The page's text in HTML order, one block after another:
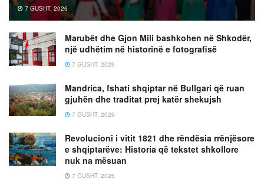
7 GUSHT, 2026
Marubët dhe Gjon Mili bashkohen në Shkodër,
një udhëtim në historinë e fotografisë
7 GUSHT, 2026
Mandrica, fshati shqiptar në Bullgari që ruan
gjuhën dhe traditat prej katër shekujsh
7 GUSHT, 2026
Revolucioni i vitit 1821 dhe rëndësia rrënjësore
e shqiptarëve: Historia që tekstet shkollore
nuk na mësuan
7 GUSHT, 2026